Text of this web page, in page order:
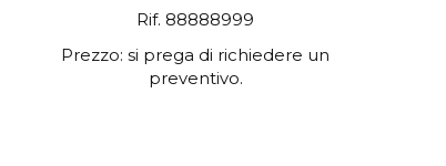
Rif. 88888999
Prezzo: si prega di richiedere un
preventivo.